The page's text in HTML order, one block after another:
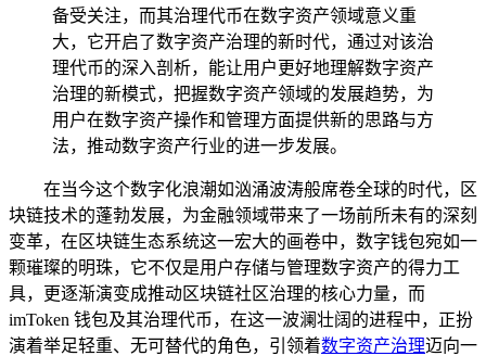
备受关注，而其治理代币在数字资产领域意义重
大，它开启了数字资产治理的新时代，通过对该治
理代币的深入剖析，能让用户更好地理解数字资产
治理的新模式，把握数字资产领域的发展趋势，为
用户在数字资产操作和管理方面提供新的思路与方
法，推动数字资产行业的进一步发展。
在当今这个数字化浪潮如汹涌波涛般席卷全球的时代，区
块链技术的蓬勃发展，为金融领域带来了一场前所未有的深刻
变革，在区块链生态系统这一宏大的画卷中，数字钱包宛如一
颗璀璨的明珠，它不仅是用户存储与管理数字资产的得力工
具，更逐渐演变成推动区块链社区治理的核心力量，而
imToken 钱包及其治理代币，在这一波澜壮阔的进程中，正扮
演着举足轻重、无可替代的角色，引领着数字资产治理迈向一